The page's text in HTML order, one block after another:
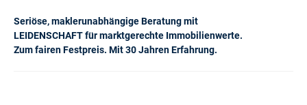
Seriöse, maklerunabhängige Beratung mit
LEIDENSCHAFT für marktgerechte Immobilienwerte.
Zum fairen Festpreis. Mit 30 Jahren Erfahrung.